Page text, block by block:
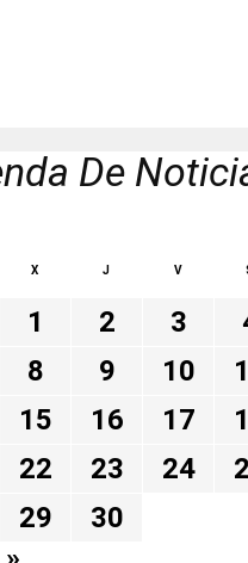
De
X J V
1 2 3
8 9 10
15 16 17
22 23 24
29
30